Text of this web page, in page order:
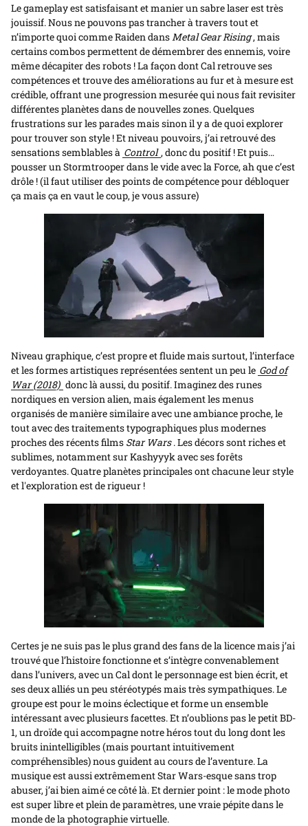
Le gameplay est satisfaisant et manier un sabre laser est très
jouissif. Nous ne pouvons pas trancher à travers tout et
n’importe quoi comme Raiden dans Metal Gear Rising, mais
certains combos permettent de démembrer des ennemis, voire
même décapiter des robots ! La façon dont Cal retrouve ses
compétences et trouve des améliorations au fur et à mesure est
crédible, offrant une progression mesurée qui nous fait revisiter
différentes planètes dans de nouvelles zones. Quelques
frustrations sur les parades mais sinon il y a de quoi explorer
pour trouver son style ! Et niveau pouvoirs, j’ai retrouvé des
sensations semblables à Control , donc du positif ! Et puis…
pousser un Stormtrooper dans le vide avec la Force, ah que c’est
drôle ! (il faut utiliser des points de compétence pour débloquer
ça mais ça en vaut le coup, je vous assure)
Niveau graphique, c’est propre et fluide mais surtout, l’interface
et les formes artistiques représentées sentent un peu le God of
War (2018) donc là aussi, du positif. Imaginez des runes
nordiques en version alien, mais également les menus
organisés de manière similaire avec une ambiance proche, le
tout avec des traitements typographiques plus modernes
proches des récents films Star Wars. Les décors sont riches et
sublimes, notamment sur Kashyyyk avec ses forêts
verdoyantes. Quatre planètes principales ont chacune leur style
et l'exploration est de rigueur !
Certes je ne suis pas le plus grand des fans de la licence mais j’ai
trouvé que l’histoire fonctionne et s’intègre convenablement
dans l’univers, avec un Cal dont le personnage est bien écrit, et
ses deux alliés un peu stéréotypés mais très sympathiques. Le
groupe est pour le moins éclectique et forme un ensemble
intéressant avec plusieurs facettes. Et n’oublions pas le petit BD-
1, un droïde qui accompagne notre héros tout du long dont les
bruits inintelligibles (mais pourtant intuitivement
compréhensibles) nous guident au cours de l’aventure. La
musique est aussi extrêmement Star Wars-esque sans trop
abuser, j’ai bien aimé ce côté là. Et dernier point : le mode photo
est super libre et plein de paramètres, une vraie pépite dans le
monde de la photographie virtuelle.